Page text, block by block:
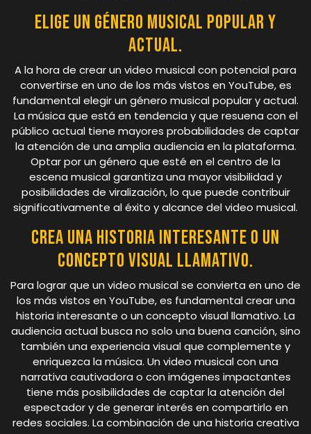
Elige un género musical popular y
actual.
A la hora de crear un video musical con potencial para
convertirse en uno de los más vistos en YouTube, es
fundamental elegir un género musical popular y actual.
La música que está en tendencia y que resuena con el
público actual tiene mayores probabilidades de captar
la atención de una amplia audiencia en la plataforma.
Optar por un género que esté en el centro de la
escena musical garantiza una mayor visibilidad y
posibilidades de viralización, lo que puede contribuir
significativamente al éxito y alcance del video musical.
Crea una historia interesante o un
concepto visual llamativo.
Para lograr que un video musical se convierta en uno de
los más vistos en YouTube, es fundamental crear una
historia interesante o un concepto visual llamativo. La
audiencia actual busca no solo una buena canción, sino
también una experiencia visual que complemente y
enriquezca la música. Un video musical con una
narrativa cautivadora o con imágenes impactantes
tiene más posibilidades de captar la atención del
espectador y de generar interés en compartirlo en
redes sociales. La combinación de una historia creativa